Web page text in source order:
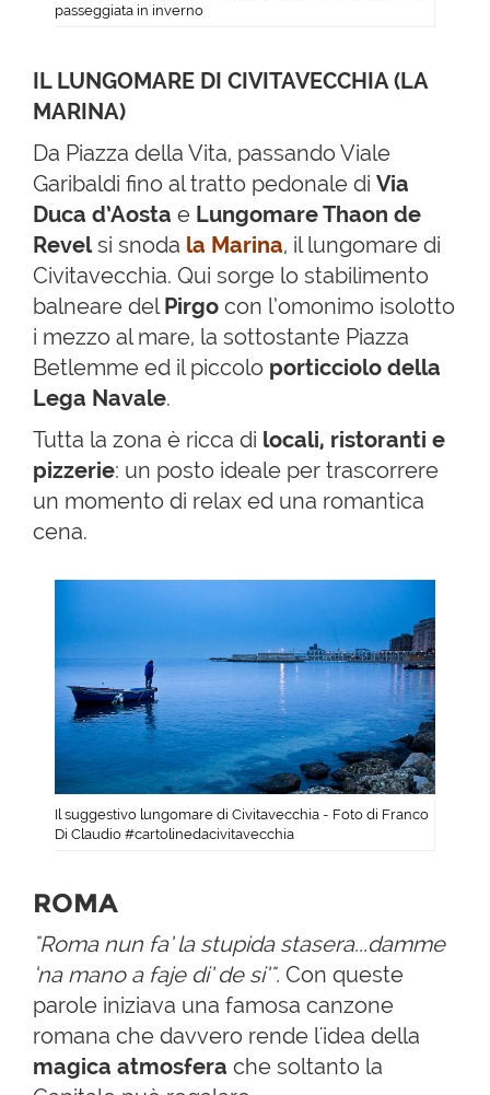
passeggiata in inverno
IL LUNGOMARE DI CIVITAVECCHIA (LA
MARINA)
Da Piazza della Vita, passando Viale
Garibaldi fino al tratto pedonale di Via
Duca d’Aosta e Lungomare Thaon de
Revelsi snoda la Marina, il lungomare di
Civitavecchia. Qui sorge lo stabilimento
balneare delPirgo con l’omonimo isolotto
i mezzo al mare, la sottostante Piazza
Betlemme ed il piccolo porticciolo della
Lega Navale.
Tutta la zona è ricca di locali, ristoranti e
pizzerie: un posto ideale per trascorrere
un momento di relax ed una romantica
cena.
Il suggestivo lungomare di Civitavecchia - Foto di Franco
Di Claudio #cartolinedacivitavecchia
ROMA
"Roma nun fa’ la stupida stasera...damme
‘na mano a faje di’ de si’". Con queste
parole iniziava una famosa canzone
romana che davvero rende l'idea della
magica atmosfera che soltanto la